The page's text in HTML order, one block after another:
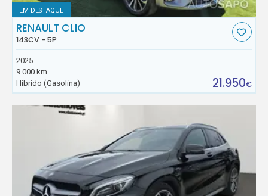
EM DESTAQUE
RENAULT CLIO
143CV - 5P
2025
9.000 km
Híbrido (Gasolina)
21.950€